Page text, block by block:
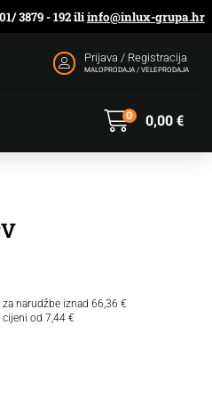
3879 - 192 iliinfo@inlux-grupa.hr
Prijava / Registracija
MALOPRODAJA / VELEPRODAJA
0,00€
0
narudžbe iznad 66,36 €
od 7,44 €